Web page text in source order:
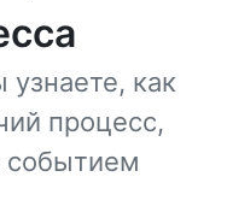
узнаете, как
процесс,
событием